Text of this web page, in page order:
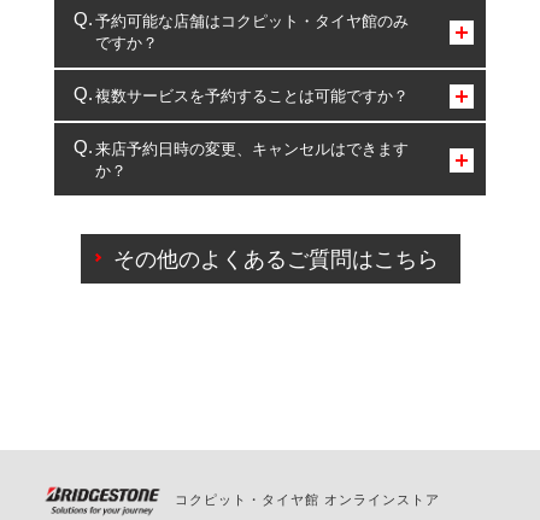
予約可能な店舗はコクピット・タイヤ館のみ
ですか？
コクピット・タイヤ館のみとなります。
複数サービスを予約することは可能ですか？
複数サービスのご予約は可能です。
一部の商品・サービスの組み合わせに限り、同時にご予約が
出来ないものもございます。
来店予約日時の変更、キャンセルはできます
か？
ご来店予約日の3営業日前を過ぎている場合のご予約
の日時変更につきましては、直接ご予約の店舗まで
その他のよくあるご質問はこちら
コクピット・タイヤ館 オンラインストア